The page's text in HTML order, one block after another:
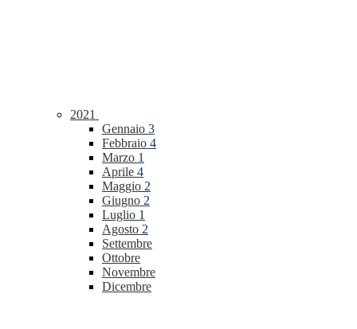
2021
Gennaio 3
Febbraio 4
Marzo 1
Aprile 4
Maggio 2
Giugno 2
Luglio 1
Agosto 2
Settembre
Ottobre
Novembre
Dicembre